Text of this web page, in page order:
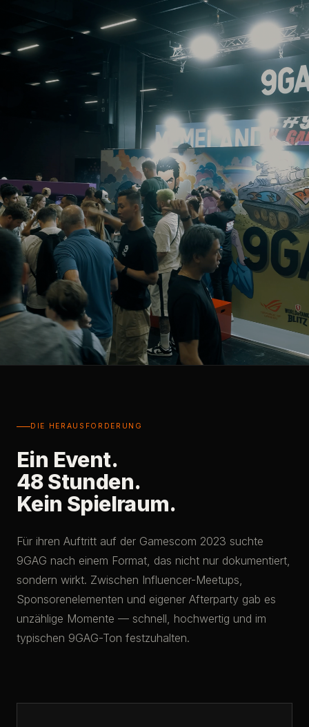
DIE HERAUSFORDERUNG
Ein Event.
48 Stunden.
Kein Spielraum.
Für ihren Auftritt auf der Gamescom 2023 suchte
9GAG nach einem Format, das nicht nur dokumentiert,
sondern wirkt. Zwischen Influencer-Meetups,
Sponsorenelementen und eigener Afterparty gab es
unzählige Momente — schnell, hochwertig und im
typischen 9GAG-Ton festzuhalten.